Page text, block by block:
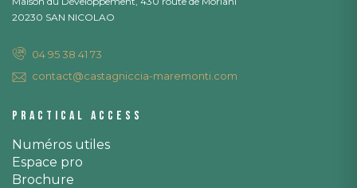
20230 SAN NICOLAO
04 95 38 41 73
contact@castagniccia-maremonti.com
Practical access
Numéros utiles
Espace pro
Brochure